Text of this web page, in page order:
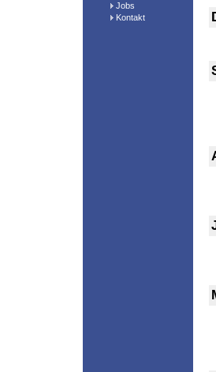
Jobs
Kontakt